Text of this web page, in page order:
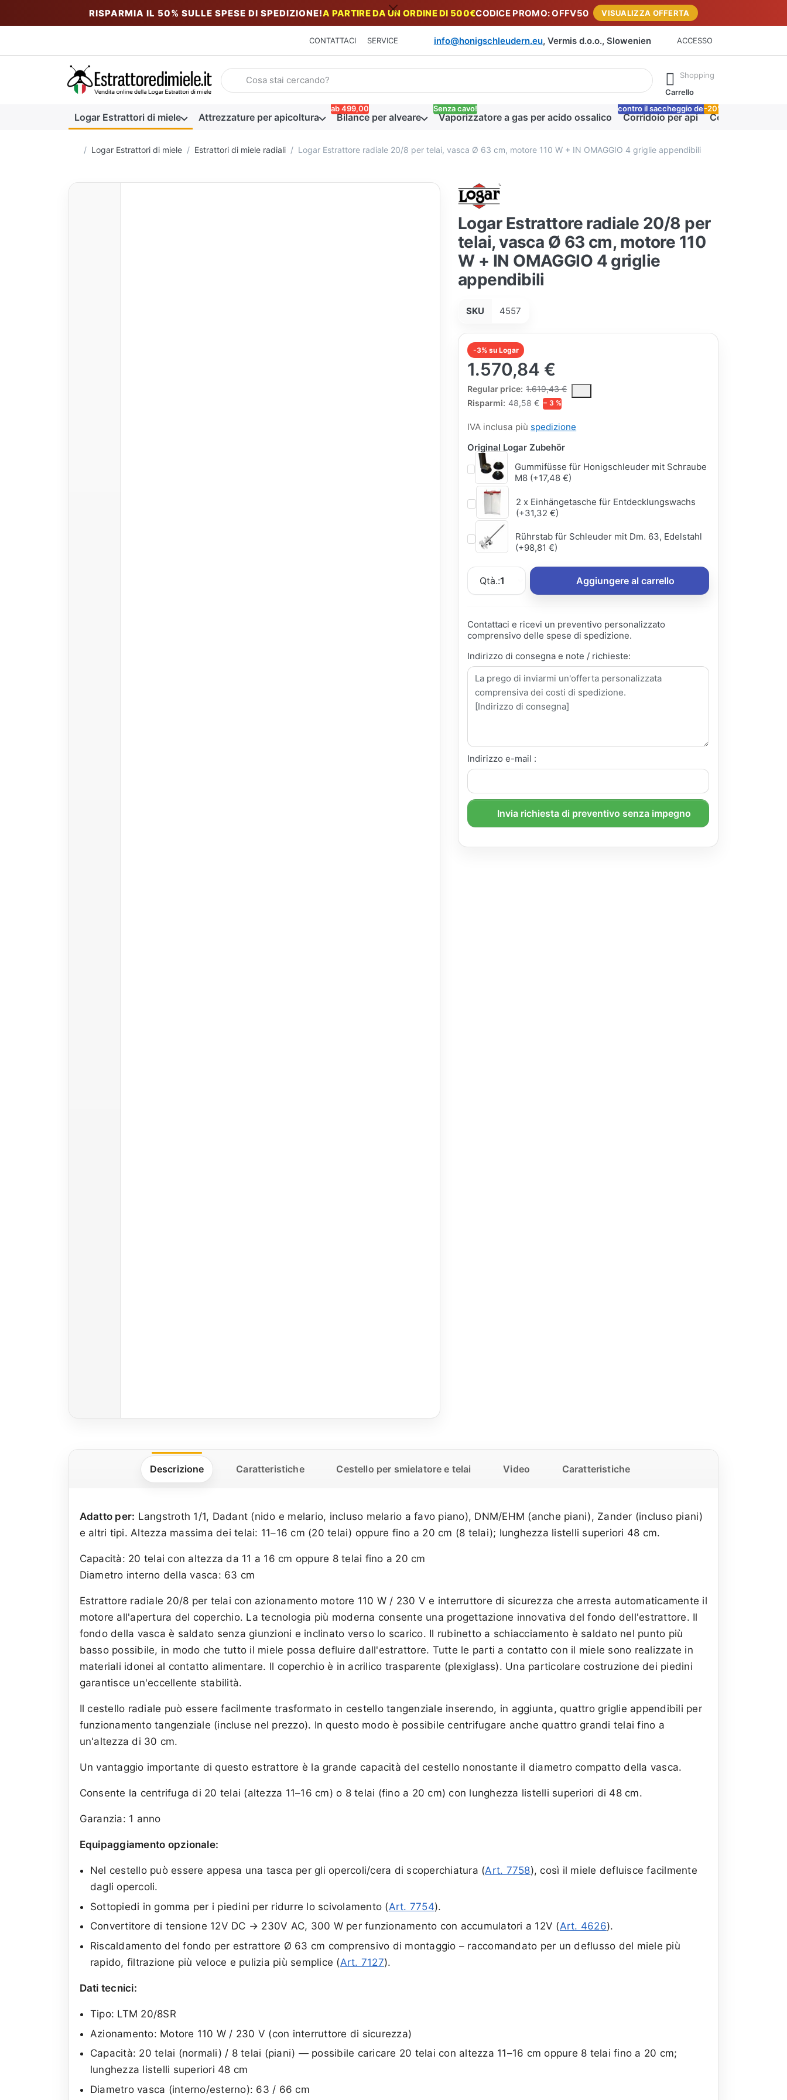
RISPARMIA IL 50% SULLE SPESE DI SPEDIZIONE!A PARTIRE DA UN ORDINE DI 500€CODICE PROMO: OFFV50 VISUALIZZA OFFERTA
CONTATTACI SERVICE info@honigschleudern.eu, Vermis d.o.o., Slowenien ACCESSO
Inserire un termine di ricerca. I primi risultati appaiono automaticamente durante la digitazione. Premere il tasto Invio per richiamare
Shopping
Carrello
Logar Estrattori di miele Attrezzature per apicoltura Bilance per alveare
ab 499,00
Vaporizzatore a gas per acido ossalico
Senza cavo!
Corridoio per api
contro il saccheggio delle api
Coperta miele
-20%
Homepage
Logar Estrattori di miele Estrattori di miele radiali Logar Estrattore radiale 20/8 per telai, vasca Ø 63 cm, motore 110 W + IN OMAGGIO 4 griglie appendibili
Logar Estrattore radiale 20/8 per
telai, vasca Ø 63 cm, motore 110
W + IN OMAGGIO 4 griglie
appendibili
SKU 4557
-3% su Logar
1.570,84 €
Regular price: 1.619,43 €
The Regular Price is the median selling price paid by customers for a product,
Risparmi: 48,58 € − 3 %
IVA inclusa più spedizione
Original Logar Zubehör
Gummifüsse für Honigschleuder mit Schraube
M8 (+17,48 €)
2 x Einhängetasche für Entdecklungswachs
(+31,32 €)
Rührstab für Schleuder mit Dm. 63, Edelstahl
(+98,81 €)
Qtà.:1 Aggiungere al carrello
Contattaci e ricevi un preventivo personalizzato
comprensivo delle spese di spedizione.
Indirizzo di consegna e note / richieste:
Indirizzo e-mail :
Invia richiesta di preventivo senza impegno
Descrizione Caratteristiche Cestello per smielatore e telai Video Caratteristiche
Adatto per: Langstroth 1/1, Dadant (nido e melario, incluso melario a favo piano), DNM/EHM (anche piani), Zander (incluso piani)
e altri tipi. Altezza massima dei telai: 11–16 cm (20 telai) oppure fino a 20 cm (8 telai); lunghezza listelli superiori 48 cm.
Capacità: 20 telai con altezza da 11 a 16 cm oppure 8 telai fino a 20 cm
Diametro interno della vasca: 63 cm
Estrattore radiale 20/8 per telai con azionamento motore 110 W / 230 V e interruttore di sicurezza che arresta automaticamente il
motore all'apertura del coperchio. La tecnologia più moderna consente una progettazione innovativa del fondo dell'estrattore. Il
fondo della vasca è saldato senza giunzioni e inclinato verso lo scarico. Il rubinetto a schiacciamento è saldato nel punto più
basso possibile, in modo che tutto il miele possa defluire dall'estrattore. Tutte le parti a contatto con il miele sono realizzate in
materiali idonei al contatto alimentare. Il coperchio è in acrilico trasparente (plexiglass). Una particolare costruzione dei piedini
garantisce un'eccellente stabilità.
Il cestello radiale può essere facilmente trasformato in cestello tangenziale inserendo, in aggiunta, quattro griglie appendibili per
funzionamento tangenziale (incluse nel prezzo). In questo modo è possibile centrifugare anche quattro grandi telai fino a
un'altezza di 30 cm.
Un vantaggio importante di questo estrattore è la grande capacità del cestello nonostante il diametro compatto della vasca.
Consente la centrifuga di 20 telai (altezza 11–16 cm) o 8 telai (fino a 20 cm) con lunghezza listelli superiori di 48 cm.
Garanzia: 1 anno
Equipaggiamento opzionale:
Nel cestello può essere appesa una tasca per gli opercoli/cera di scoperchiatura (Art. 7758), così il miele defluisce facilmente
dagli opercoli.
Sottopiedi in gomma per i piedini per ridurre lo scivolamento (Art. 7754).
Convertitore di tensione 12V DC → 230V AC, 300 W per funzionamento con accumulatori a 12V (Art. 4626).
Riscaldamento del fondo per estrattore Ø 63 cm comprensivo di montaggio – raccomandato per un deflusso del miele più
rapido, filtrazione più veloce e pulizia più semplice (Art. 7127).
Dati tecnici:
Tipo: LTM 20/8SR
Azionamento: Motore 110 W / 230 V (con interruttore di sicurezza)
Capacità: 20 telai (normali) / 8 telai (piani) — possibile caricare 20 telai con altezza 11–16 cm oppure 8 telai fino a 20 cm;
lunghezza listelli superiori 48 cm
Diametro vasca (interno/esterno): 63 / 66 cm